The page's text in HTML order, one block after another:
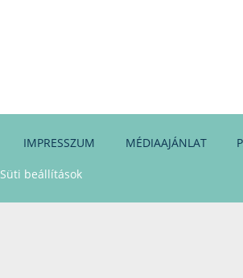
IMPRESSZUM MÉDIAAJÁNLAT
Süti beállítások